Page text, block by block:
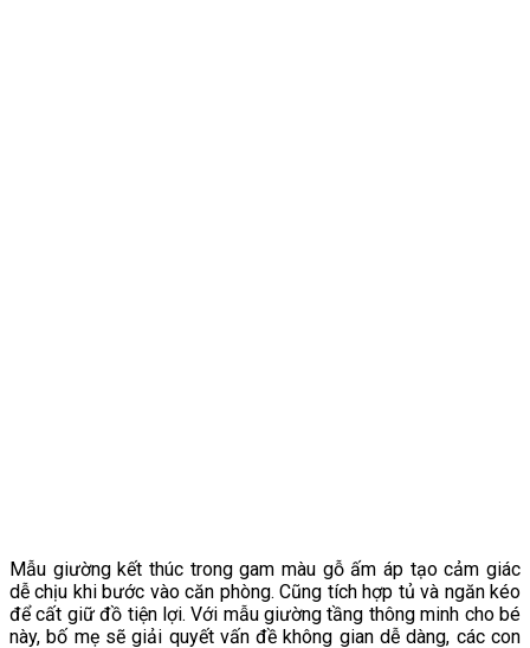
Mẫu giường kết thúc trong gam màu gỗ ấm áp tạo cảm giác
dễ chịu khi bước vào căn phòng. Cũng tích hợp tủ và ngăn kéo
để cất giữ đồ tiện lợi. Với mẫu giường tầng thông minh cho bé
này, bố mẹ sẽ giải quyết vấn đề không gian dễ dàng, các con